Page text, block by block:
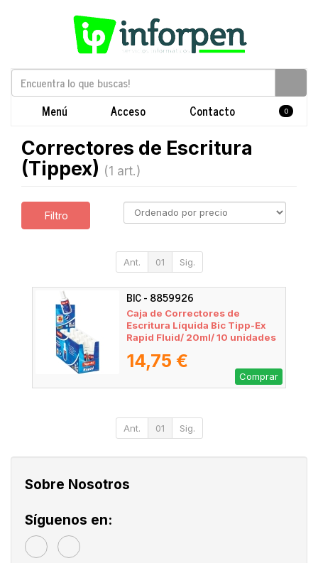
Menú Acceso Contacto 0
Correctores de Escritura
(Tippex) (1 art.)
Filtro
Ant. 01 Sig.
BIC - 8859926
Caja de Correctores de
Escritura Líquida Bic Tipp-Ex
Rapid Fluid/ 20ml/ 10 unidades
14,75 €
Comprar
Ant. 01 Sig.
Sobre Nosotros
Síguenos en: